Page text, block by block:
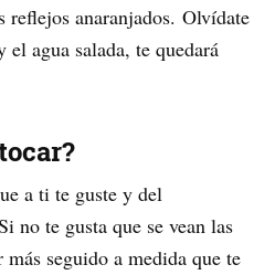
reflejos anaranjados. Olvídate
agua salada, te quedará
a ti te guste y del
no te gusta que se vean las
seguido a medida que te